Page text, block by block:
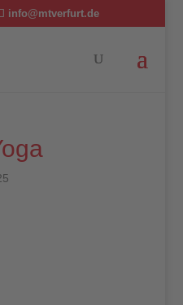
info@mtverfurt.de